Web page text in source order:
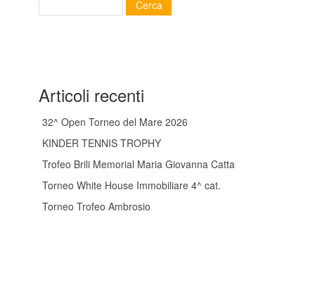
Articoli recenti
32^ Open Torneo del Mare 2026
KINDER TENNIS TROPHY
Trofeo Brili Memorial Maria Giovanna Catta
Torneo White House Immobiliare 4^ cat.
Torneo Trofeo Ambrosio